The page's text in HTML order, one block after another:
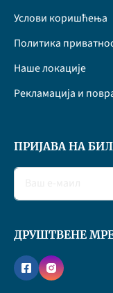
Услови коришћења
Политика
Наше локације
Рекламација и
ПРИЈАВА НА
ДРУШТВЕНЕ